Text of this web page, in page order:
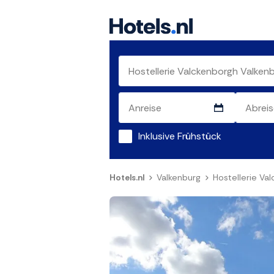
Inklusive Frühstück
Hotels.nl Valkenburg Hostellerie